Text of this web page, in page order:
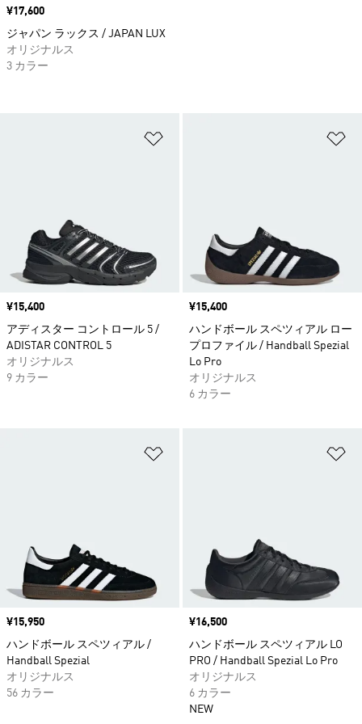
価格
¥15,400
アディスター コントロール 5 /
ADISTAR CONTROL 5
オリジナルス
9 カラー
価格
¥15,400
ハンドボール スペツィアル ロー
プロファイル / Handball Spezial
Lo Pro
オリジナルス
6 カラー
価格
¥15,950
ハンドボール スペツィアル /
Handball Spezial
オリジナルス
56 カラー
価格
¥16,500
ハンドボール スペツィアル LO
PRO / Handball Spezial Lo Pro
オリジナルス
6 カラー
NEW
価格
¥17,600
ジャパン ラックス / JAPAN LUX
オリジナルス
3 カラー